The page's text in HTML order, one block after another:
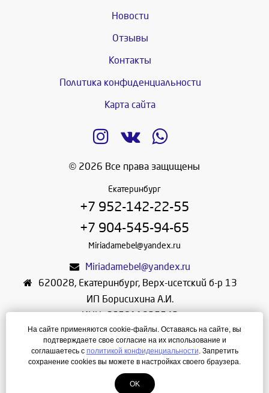
Новости
Отзывы
Контакты
Политика конфиденциальности
Карта сайта
© 2026 Все права защищены
Екатеринбург
+7 952-142-22-55
+7 904-545-94-65
Miriadamebel@yandex.ru
Miriadamebel@yandex.ru
620028, Екатеринбург, Верх-исетский б-р 13
ИП Борисихина А.И.
ИНН: 665811825542
ОГРНИП: 312665804600057
Режим работы: Ежедневно с 10-30 до 19-30
На сайте применяются cookie-файлы. Оставаясь на сайте, вы
подтверждаете свое согласие на их использование и
соглашаетесь с политикой конфиденциальности. Запретить
сохранение cookies вы можете в настройках своего браузера.
OK